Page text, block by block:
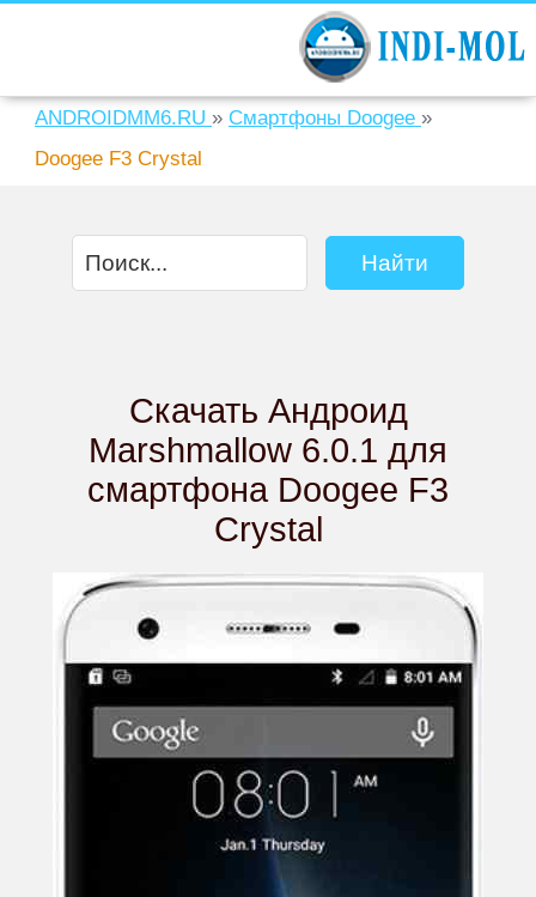
ANDROIDMM6.RU » Смартфоны Doogee »
Doogee F3 Crystal
Скачать Андроид
Marshmallow 6.0.1 для
смартфона Doogee F3
Crystal